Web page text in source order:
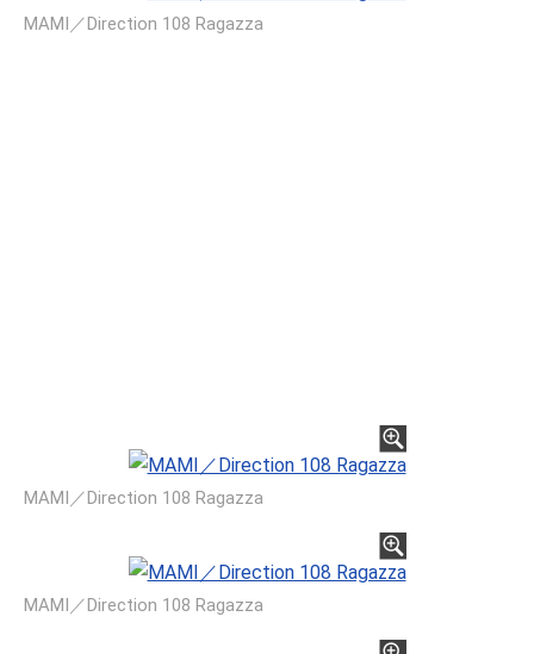
MAMI／Direction 108 Ragazza
MAMI／Direction 108 Ragazza
MAMI／Direction 108 Ragazza